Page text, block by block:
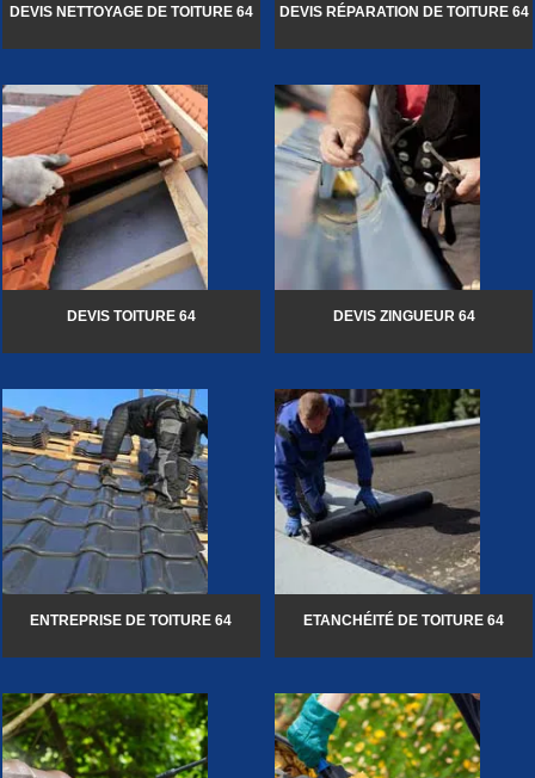
DEVIS NETTOYAGE DE TOITURE 64 DEVIS RÉPARATION DE TOITURE 64
DEVIS TOITURE 64 DEVIS ZINGUEUR 64
ENTREPRISE DE TOITURE 64 ETANCHÉITÉ DE TOITURE 64